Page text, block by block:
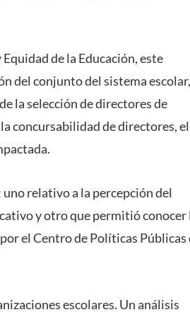
de la Educación, este
del conjunto del sistema escolar,
la selección de directores de
concursabilidad de directores, el
relativo a la percepción del
y otro que permitió conocer
el Centro de Políticas Públicas
escolares. Un análisis